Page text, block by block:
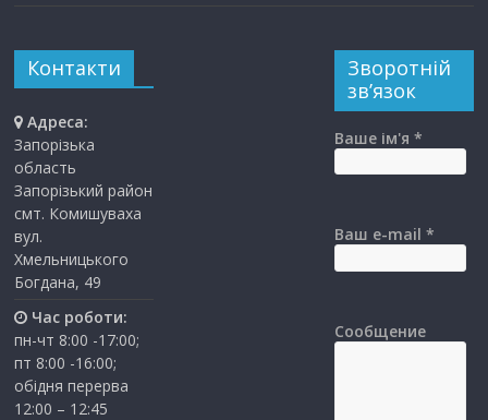
Контакти
Адреса:
Запорізька
область
Запорізький район
смт. Комишуваха
вул.
Хмельницького
Богдана, 49
Час роботи:
пн-чт 8:00 -17:00;
пт 8:00 -16:00;
обідня перерва
12:00 – 12:45
Зворотній
зв’язок
Ваше ім'я *
Ваш e-mail *
Сообщение